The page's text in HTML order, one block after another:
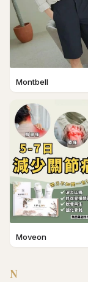
Montbell
Moveon
N